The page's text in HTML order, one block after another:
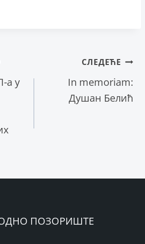
а у
СЛЕДЕЋЕ
In memoriam:
Душан Белић
ПОЗОРИШТЕ